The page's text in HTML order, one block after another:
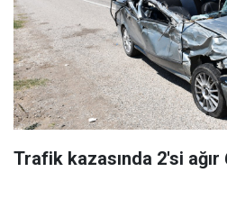
Trafik kazasında 2'si ağır